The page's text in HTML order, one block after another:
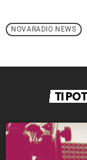
NOVARADIO NEWS
TI